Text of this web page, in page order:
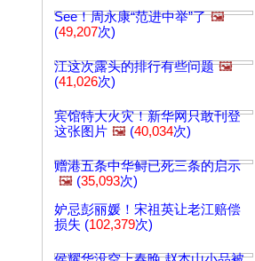
See！周永康“范进中举”了 🖼️
(49,207次)
江这次露头的排行有些问题 🖼️
(41,026次)
宾馆特大火灾！新华网只敢刊登
这张图片 🖼️ (40,034次)
赠港五条中华鲟已死三条的启示
🖼️ (35,093次)
妒忌彭丽媛！宋祖英让老江赔偿
损失 (102,379次)